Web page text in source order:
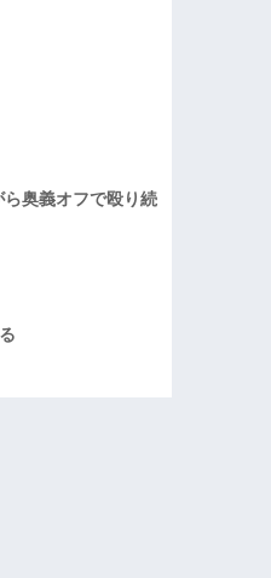
ら奥義オフで殴り続